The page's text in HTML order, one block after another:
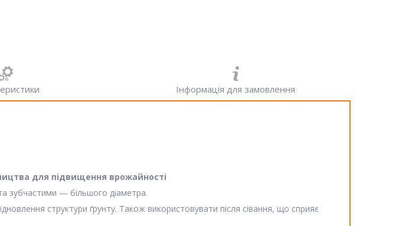
Інформація для замовлення
для підвищення врожайності
зубчастими — більшого діаметра.
структури ґрунту. Також використовувати після сівання, що сприяє